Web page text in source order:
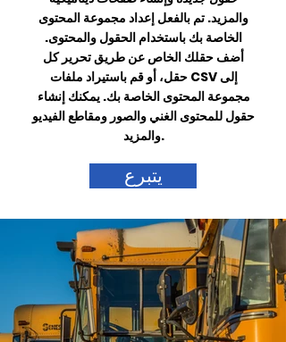
والمزيد. تم بالفعل إعداد مجموعة المحتوى
الخاصة بك باستخدام الحقول والمحتوى.
أضف حقلك الخاص عن طريق تحرير كل
حقل، أو قم باستيراد ملفات CSV إلى
مجموعة المحتوى الخاصة بك. يمكنك إنشاء
حقول للمحتوى الغني والصور ومقاطع الفيديو
والمزيد.
يتبرع